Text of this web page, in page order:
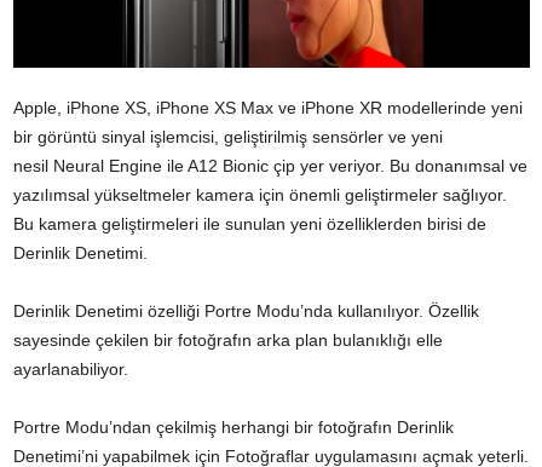
Apple, iPhone XS, iPhone XS Max ve iPhone XR modellerinde yeni
bir görüntü sinyal işlemcisi, geliştirilmiş sensörler ve yeni
nesil Neural Engine ile A12 Bionic çip yer veriyor. Bu donanımsal ve
yazılımsal yükseltmeler kamera için önemli geliştirmeler sağlıyor.
Bu kamera geliştirmeleri ile sunulan yeni özelliklerden birisi de
Derinlik Denetimi.
Derinlik Denetimi özelliği Portre Modu’nda kullanılıyor. Özellik
sayesinde çekilen bir fotoğrafın arka plan bulanıklığı elle
ayarlanabiliyor.
Portre Modu’ndan çekilmiş herhangi bir fotoğrafın Derinlik
Denetimi’ni yapabilmek için Fotoğraflar uygulamasını açmak yeterli.